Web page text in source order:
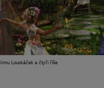
Louskáček a čtyři říše